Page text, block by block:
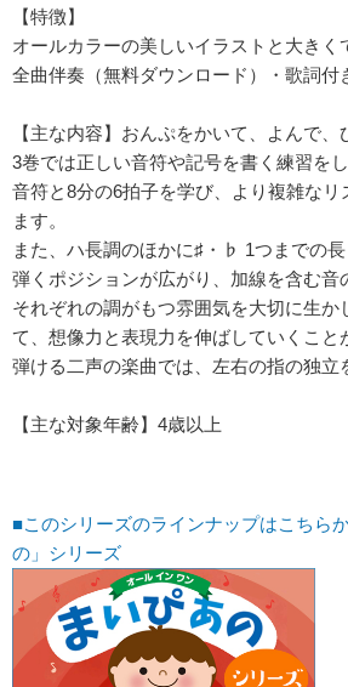
【特徴】
オールカラーの美しいイラストと大きく
全曲伴奏（無料ダウンロード）・歌詞付
【主な内容】おんぷをかいて、よんで、
3巻では正しい音符や記号を書く練習を
音符と8分の6拍子を学び、より複雑なリ
ます。
また、ハ長調のほかに♯・♭ 1つまでの長
弾くポジションが広がり、加線を含む音
それぞれの調がもつ雰囲気を大切に生か
て、想像力と表現力を伸ばしていくこと
弾ける二声の楽曲では、左右の指の独立
【主な対象年齢】4歳以上
■このシリーズのラインナップはこち
の」シリーズ